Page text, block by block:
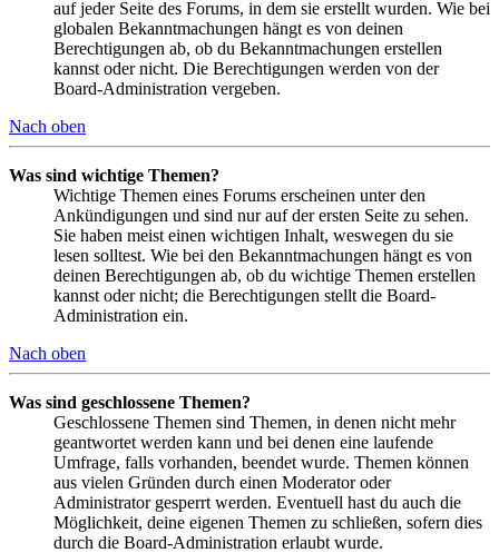
auf jeder Seite des Forums, in dem sie erstellt wurden. Wie bei
globalen Bekanntmachungen hängt es von deinen
Berechtigungen ab, ob du Bekanntmachungen erstellen
kannst oder nicht. Die Berechtigungen werden von der
Board-Administration vergeben.
Nach oben
Was sind wichtige Themen?
Wichtige Themen eines Forums erscheinen unter den
Ankündigungen und sind nur auf der ersten Seite zu sehen.
Sie haben meist einen wichtigen Inhalt, weswegen du sie
lesen solltest. Wie bei den Bekanntmachungen hängt es von
deinen Berechtigungen ab, ob du wichtige Themen erstellen
kannst oder nicht; die Berechtigungen stellt die Board-
Administration ein.
Nach oben
Was sind geschlossene Themen?
Geschlossene Themen sind Themen, in denen nicht mehr
geantwortet werden kann und bei denen eine laufende
Umfrage, falls vorhanden, beendet wurde. Themen können
aus vielen Gründen durch einen Moderator oder
Administrator gesperrt werden. Eventuell hast du auch die
Möglichkeit, deine eigenen Themen zu schließen, sofern dies
durch die Board-Administration erlaubt wurde.